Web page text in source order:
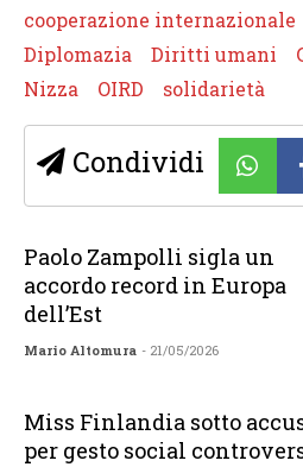
cooperazione internazionale
Diplomazia
Diritti umani
Nizza
OIRD solidarietà
Condividi
Paolo Zampolli sigla un
accordo record in Europa
dell’Est
Mario Altomura - 21/05/2026
Miss Finlandia sotto
per gesto social